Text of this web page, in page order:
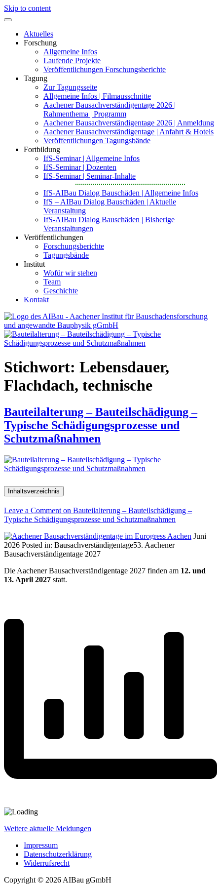
Skip to content
Aktuelles
Forschung
Allgemeine Infos
Laufende Projekte
Veröffentlichungen Forschungsberichte
Tagung
Zur Tagungsseite
Allgemeine Infos | Filmausschnitte
Aachener Bausachverständigentage 2026 |
Rahmenthema | Programm
Aachener Bausachverständigentage 2026 | Anmeldung
Aachener Bausachverständigentage | Anfahrt & Hotels
Veröffentlichungen Tagungsbände
Fortbildung
IfS-Seminar | Allgemeine Infos
IfS-Seminar | Dozenten
IfS-Seminar | Seminar-Inhalte
IfS-AIBau Dialog Bauschäden | Allgemeine Infos
IfS – AIBau Dialog Bauschäden | Aktuelle
Veranstaltung
IfS-AIBau Dialog Bauschäden | Bisherige
Veranstaltungen
Veröffentlichungen
Forschungsberichte
Tagungsbände
Institut
Wofür wir stehen
Team
Geschichte
Kontakt
AIBau – Aachener Institut für Bauschadensforschung und
Stichwort: Lebensdauer,
Flachdach, technische
Bauteilalterung – Bauteilschädigung –
Typische Schädigungsprozesse und
Schutzmaßnahmen
Inhaltsverzeichnis
Leave a Comment on Bauteilalterung – Bauteilschädigung –
Typische Schädigungsprozesse und Schutzmaßnahmen
Juni
2026 Posted in: Bausachverständigentage53. Aachener
Bausachverständigentage 2027
Die Aachener Bausachverständigentage 2027 finden am 12. und
13. April 2027 statt.
Weitere aktuelle Meldungen
Impressum
Datenschutzerklärung
Widerrufsrecht
Copyright © 2026 AIBau gGmbH